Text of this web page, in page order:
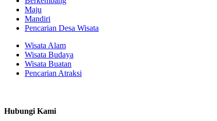
Maju
Mandiri
Pencarian Desa Wisata
Wisata Alam
Wisata Budaya
Wisata Buatan
Pencarian Atraksi
Hubungi Kami